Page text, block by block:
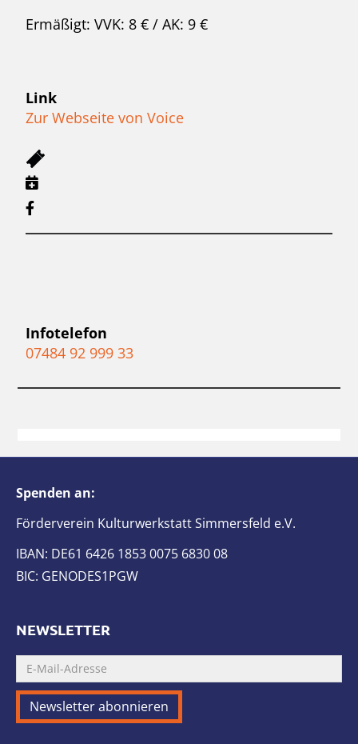
Ermäßigt: VVK: 8 € / AK: 9 €
Link
Zur Webseite von Voice
Infotelefon
07484 92 999 33
Spenden an:
Förderverein Kulturwerkstatt Simmersfeld e.V.
IBAN: DE61 6426 1853 0075 6830 08
BIC: GENODES1PGW
NEWSLETTER